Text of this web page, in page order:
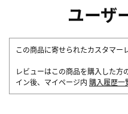
ユーザ
この商品に寄せられたカスタマー
レビューはこの商品を購入した方
イン後、マイページ内 購入履歴一